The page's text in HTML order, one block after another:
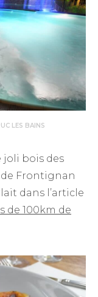
LES BAINS
joli bois des
Frontignan
dans l’article
de 100km de